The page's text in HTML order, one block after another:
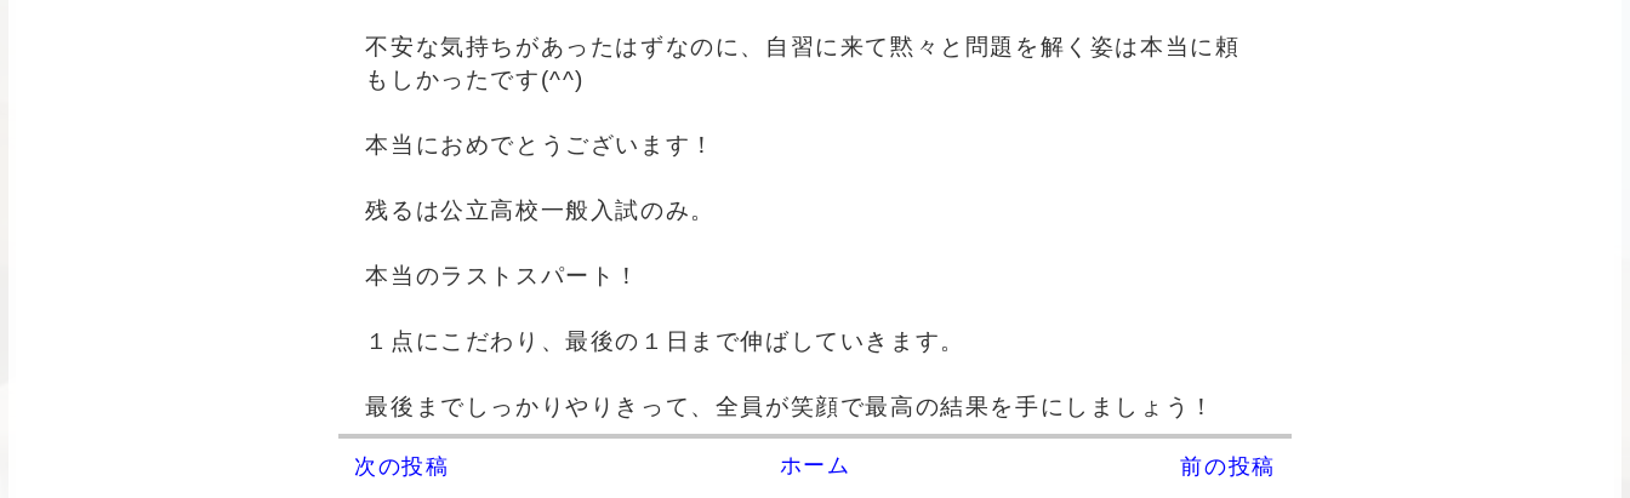
不安な気持ちがあったはずなのに、自習に来て黙々と問題を解く姿は本当に頼
もしかったです(^^)
本当におめでとうございます！
残るは公立高校一般入試のみ。
本当のラストスパート！
１点にこだわり、最後の１日まで伸ばしていきます。
最後までしっかりやりきって、全員が笑顔で最高の結果を手にしましょう！
次の投稿 前の投稿
ホーム